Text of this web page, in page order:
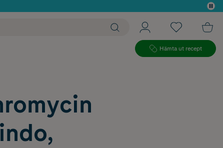
Hämta ut recept